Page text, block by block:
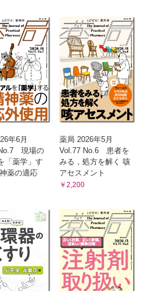
年6月
現場の
「薬学」す
薬の適応
薬局 2026年5月
Vol.77 No.6 患者を
みる，処方を解く 咳
アセスメント
￥2,200